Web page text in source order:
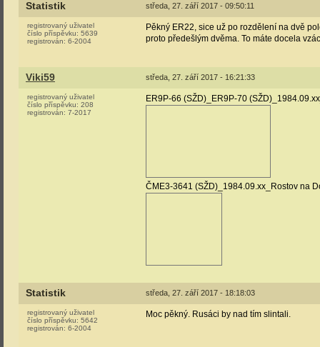
Statistik středa, 27. září 2017 - 09:50:11
registrovaný uživatel
číslo příspěvku: 5639
registrován: 6-2004
Pěkný ER22, sice už po rozdělení na dvě
proto předešlým dvěma. To máte docela
Viki59 středa, 27. září 2017 - 16:21:33
registrovaný uživatel
číslo příspěvku: 208
registrován: 7-2017
ER9P-66 (SŽD)_ER9P-70
ČME3-3641 (SŽD)_1984.09.xx_Rostov na
Statistik středa, 27. září 2017 - 18:18:03
registrovaný uživatel
číslo příspěvku: 5642
registrován: 6-2004
Moc pěkný. Rusáci by nad tím slintali.